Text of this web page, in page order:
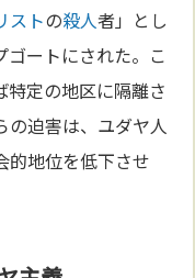
ストの殺人者」とし
ゴートにされた。こ
特定の地区に隔離さ
の迫害は、ユダヤ人
的地位を低下させ